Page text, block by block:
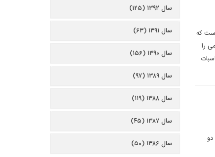
که
را
دو
سال ۱۳۹۲ (۱۲۵)
سال ۱۳۹۱ (۶۳)
سال ۱۳۹۰ (۱۵۶)
سال ۱۳۸۹ (۹۷)
سال ۱۳۸۸ (۱۱۹)
سال ۱۳۸۷ (۴۵)
سال ۱۳۸۶ (۵۰)